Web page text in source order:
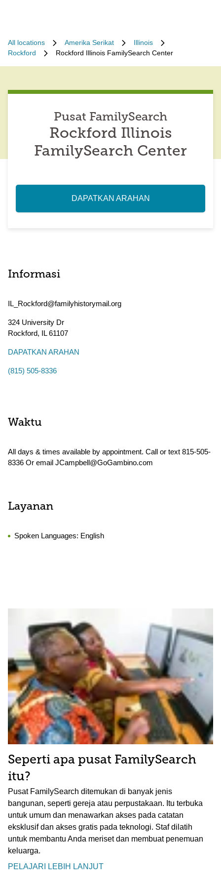
All locations Amerika Serikat
Illinois
Rockford
Rockford Illinois FamilySearch Center
Pusat FamilySearch
Rockford Illinois
FamilySearch Center
DAPATKAN ARAHAN
Informasi
IL_Rockford@familyhistorymail.org
324 University Dr
Rockford, IL61107
DAPATKAN ARAHAN
(815) 505-8336
Waktu
All days & times available by appointment. Call or text 815-505-
8336 Or email JCampbell@GoGambino.com
Layanan
Spoken Languages: English
Seperti apa pusat FamilySearch
itu?
Pusat FamilySearch ditemukan di banyak jenis
bangunan, seperti gereja atau perpustakaan. Itu terbuka
untuk umum dan menawarkan akses pada catatan
eksklusif dan akses gratis pada teknologi. Staf dilatih
untuk membantu Anda meriset dan membuat penemuan
keluarga.
PELAJARI LEBIH LANJUT